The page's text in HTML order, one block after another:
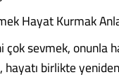
Hayat Kurmak
çok sevmek, onunla
hayatı birlikte